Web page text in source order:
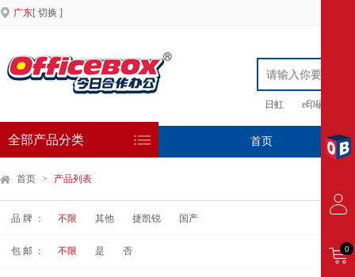
广东[ 切换 ]
日虹 e印硒鼓
全部产品分类 首页 专
首页 > 产品列表
品 牌 ： 不限 其他 捷凯锐 国产
包 邮 ： 不限 是 否 0